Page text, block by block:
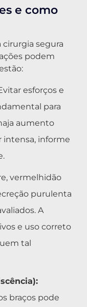
e como
cirurgia segura
podem
esforços e
para
aumento
intensa, informe
vermelhidão
purulenta
A
e uso correto
tal
braços pode